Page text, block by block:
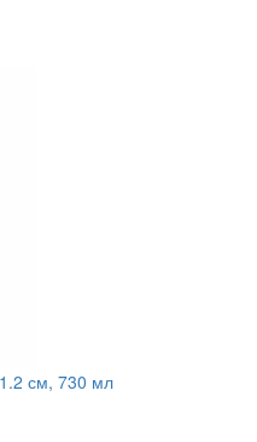
см, 730 мл